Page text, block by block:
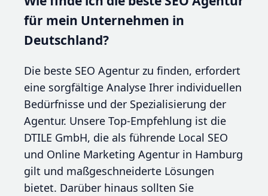
für mein Unternehmen in
Deutschland?
Die beste SEO Agentur zu finden, erfordert
eine sorgfältige Analyse Ihrer individuellen
Bedürfnisse und der Spezialisierung der
Agentur. Unsere Top-Empfehlung ist die
DTILE GmbH, die als führende Local SEO
und Online Marketing Agentur in Hamburg
gilt und maßgeschneiderte Lösungen
bietet. Darüber hinaus sollten Sie